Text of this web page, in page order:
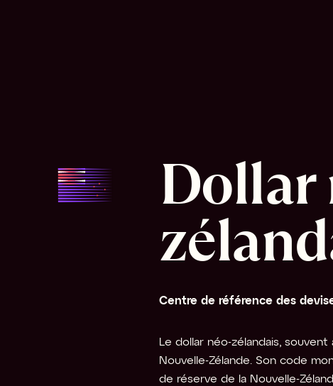
Dollar
Centre de référence des
Le dollar néo-zélandais,
Nouvelle-Zélande. Son code
de réserve de la Nouvelle-